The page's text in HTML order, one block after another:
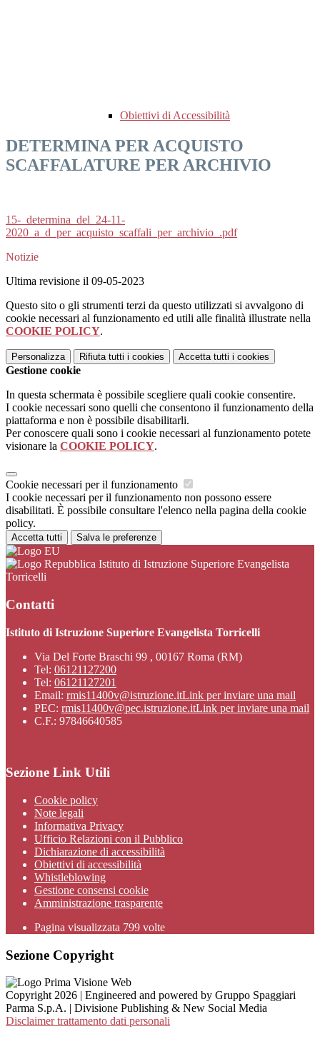
Obiettivi di Accessibilità
DETERMINA PER ACQUISTO
SCAFFALATURE PER ARCHIVIO
15-_determina_del_24-11-
2020_a_d_per_acquisto_scaffali_per_archivio_.pdf
Notizie
Ultima revisione il 09-05-2023
Questo sito o gli strumenti terzi da questo utilizzati si avvalgono di
cookie necessari al funzionamento ed utili alle finalità illustrate nella
COOKIE POLICY.
Personalizza Rifiuta tutti i cookies Accetta tutti i cookies
Gestione cookie
In questa schermata è possibile scegliere quali cookie consentire.
I cookie necessari sono quelli che consentono il funzionamento della
piattaforma e non è possibile disabilitarli.
Per conoscere quali sono i cookie necessari al funzionamento potete
visionare la COOKIE POLICY.
Cookie necessari per il funzionamento
I cookie necessari per il funzionamento non possono essere
disabilitati. È possibile consultare l'elenco nella pagina della cookie
policy.
Accetta tutti Salva le preferenze
Istituto di Istruzione Superiore Evangelista
Torricelli
Contatti
Istituto di Istruzione Superiore Evangelista Torricelli
Via Del Forte Braschi 99 , 00167 Roma (RM)
Tel: 06121127200
Tel: 06121127201
Email: rmis11400v@istruzione.itLink per inviare una mail
PEC: rmis11400v@pec.istruzione.itLink per inviare una mail
C.F.: 97846640585
Sezione Link Utili
Cookie policy
Note legali
Informativa Privacy
Ufficio Relazioni con il Pubblico
Dichiarazione di accessibilità
Obiettivi di accessibilità
Whistleblowing
Gestione consensi cookie
Amministrazione trasparente
Pagina visualizzata 799 volte
Sezione Copyright
Copyright 2026 | Engineered and powered by Gruppo Spaggiari
Parma S.p.A. | Divisione Publishing & New Social Media
Disclaimer trattamento dati personali